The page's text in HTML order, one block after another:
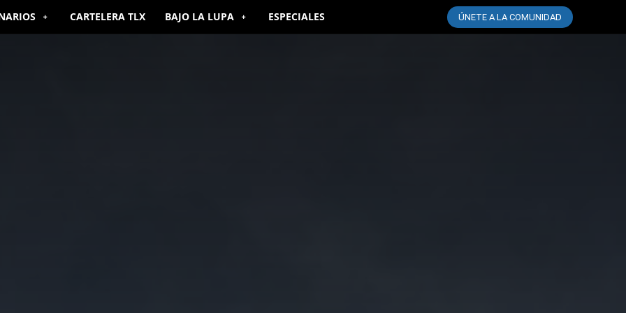
CARTELERA TLX BAJO LA LUPA ESPECIALES ÚNETE A LA COMUNIDAD